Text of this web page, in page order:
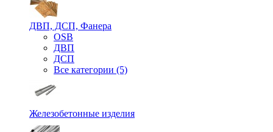
ДВП, ДСП, Фанера
OSB
ДВП
ДСП
Все категории (5)
Железобетонные изделия